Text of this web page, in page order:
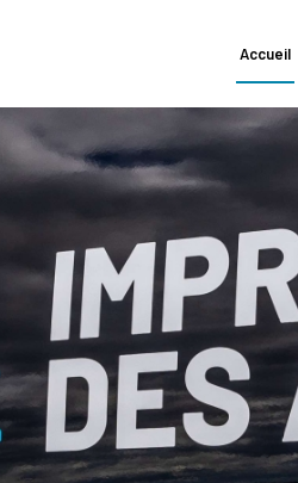
Accueil